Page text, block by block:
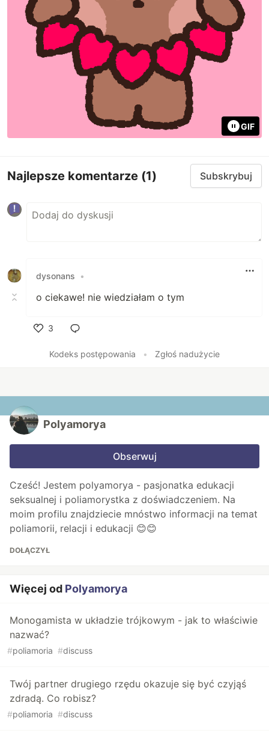
GIF
Najlepsze komentarze (1) Subskrybuj
dysonans •
o ciekawe! nie wiedziałam o tym
3
Kodeks postępowania
• Zgłoś nadużycie
Polyamorya
Obserwuj
Cześć! Jestem polyamorya - pasjonatka edukacji
seksualnej i poliamorystka z doświadczeniem. Na
moim profilu znajdziecie mnóstwo informacji na temat
poliamorii, relacji i edukacji 😊😊
DOŁĄCZYŁ
Więcej od Polyamorya
Monogamista w układzie trójkowym - jak to właściwie
nazwać?
#poliamoria #discuss
Twój partner drugiego rzędu okazuje się być czyjąś
zdradą. Co robisz?
#poliamoria #discuss